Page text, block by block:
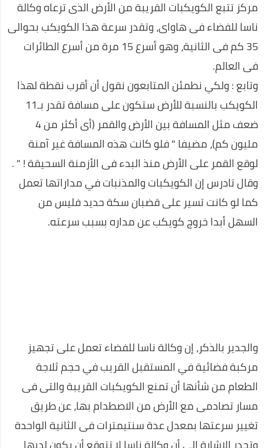
طريقة عمل الفطير المشلتت مثل المخابز
عـــــــــاجل:مفاجئة من العيار الثقيل..مصادر استخباراتية تكشف عن
أسرار انسحاب العواضي من ردمان.."لن تصدق..؟
اعرف أكثر عن أكواد معرفة رصيد اتصالات 2020
احسن ألعاب الفيديو في العالم
عروض رمضان 🌙 أحلى فى البيت متوافرة فى كل فروع كارفور
وأونلاين 2020
تعلم اللغة الإنجليزية بسهولة في 10 ايام
برنامج تنزيل الفيديو من الفيسبوك
كوبون خصم نسناس .. اقتني أفضل الملابس المنزلية عن طريق
الانترنت
فيرس كورونا السلطات الصحية الصينية تؤكد على المريض صفر قد
مارس الجنس مع خفاش
رسميًا.. إلغاء امتحانات الشهادة الإعدادية
التعليم: امتحان الثانوية العامة فيما درسه الطالب حتى منهج
منتصف مارس
مركز تتبع الكويكبات القريبة من الأرض الذى ترعاه وكالة
ناسا للفضاء فى هاواى، وتقدر سرعة هذا الكويكب بحوالى
35 كم فى الثانية، وهو أسرع 15 مرة من أسرع الطائرات
فى العالم.
وتابع : ولكي نطمئن المتابعون نقول أن أقرب نقطة لهذا
الكويكب بالنسبة للأرض ستكون على مسافة تقدر بـ11
ضعف مثل المسافة بين الأرض والقمر (أى أكثر من 4
مليون كم)، مضيفا " فلو كانت هذه المسافة غير آمنة
لوقع القمر على الأرض منذ البدء فى الأزمنة السحيقة ! " .
وقال تادرس إن الكويكبات والمذنبات في مداراتها تعمل
كما لو كانت تسير على قضبان سكة حديد فليس من
السهل أبدا خروج كويكب عن مداره بسبب سرعته.
والجدير بالذكر، إن وكالة ناسا للفضاء تعمل على تجهيز
مركبة فضائية في المستقبل القريب في حجم ثلاجة
الطعام من شأنها أن تمنع الكويكبات القريبة والتى فى
مسار تصادمى مع الأرض من الاصطدام بها، عن طريق
تغيير سرعتها بمعدل عدة سنتيمترات فى الثانية الواحدة